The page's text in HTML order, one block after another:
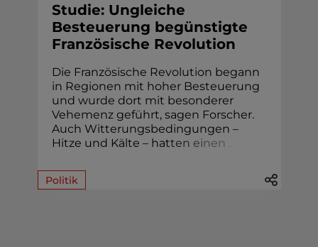
Studie: Ungleiche
Besteuerung begünstigte
Französische Revolution
Die Französische Revolution begann
in Regionen mit hoher Besteuerung
und wurde dort mit besonderer
Vehemenz geführt, sagen Forscher.
Auch Witterungsbedingungen –
Hitze und Kälte – hatten einen
Politik